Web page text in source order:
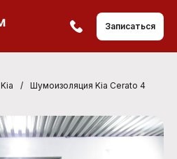
Записаться
Kia / Шумоизоляция Kia Cerato 4